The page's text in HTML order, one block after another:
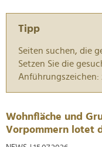
Tipp
Seiten suchen, die
Setzen Sie die
Anführungszeichen:
Wohnfläche und
Vorpommern lotet